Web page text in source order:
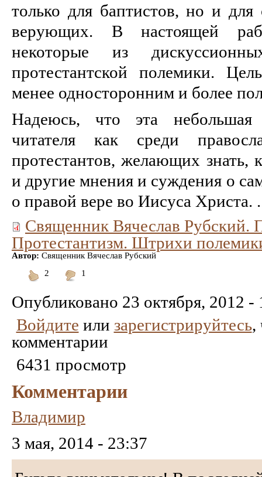
только для баптистов, но и для
верующих. В настоящей
некоторые из
протестантской полемики.
менее односторонним и более
Надеюсь, что эта небольшая
читателя как среди
протестантов, желающих знать,
и другие мнения и суждения о
о правой вере во Иисуса Христа.
Священник Вячеслав Рубский.
Протестантизм. Штрихи
Автор: Священник Вячеслав Рубский
2
1
Опубликовано 23 октября, 2012 -
Войдите или зарегистрируйтесь,
комментарии
6431 просмотр
Комментарии
Владимир
3 мая, 2014 - 23:37